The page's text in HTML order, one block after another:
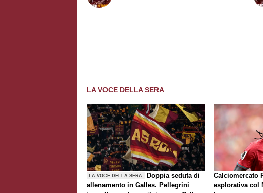
LA VOCE DELLA SERA
LA VOCE DELLA SERA
Doppia seduta di
allenamento in Galles. Pellegrini
Calciomercato
esplorativa col